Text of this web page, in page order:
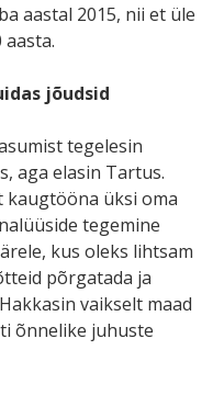
aastal 2015, nii et üle
aasta.
jõudsid
tegelesin
aga elasin Tartus.
kaugtööna üksi oma
tegemine
kus oleks lihtsam
põrgatada ja
vaikselt maad
õnnelike juhuste